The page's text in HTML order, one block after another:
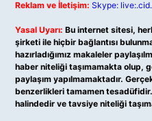
Reklam ve İletişim: Skype:
Yasal Uyarı: Bu internet sitesi,
şirketi ile hiçbir bağlantısı
hazırladığımız makaleler
haber niteliği taşımamakta olup,
paylaşım yapılmamaktadır.
benzerlikleri tamamen
halindedir ve tavsiye niteliği